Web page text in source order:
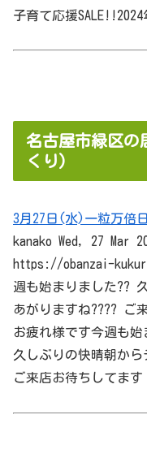
子育て応援
名古屋市緑区の
くり)
3月27日(水)一粒万倍
kanako Wed, 27 Mar
https://obanzai-
週も始まりました??
あがりますね???? ご
お疲れ様です今週も始
久しぶりの快晴朝か
ご来店お待ちしてます